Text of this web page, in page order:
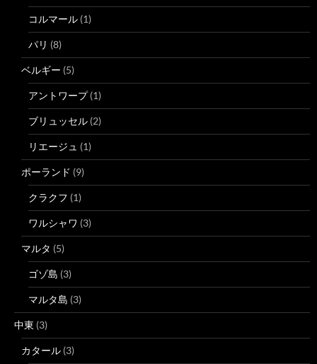
コルマール (1)
パリ (8)
ベルギー (5)
アントワープ(1)
ブリュッセル (2)
リエージュ (1)
ポーランド (9)
クラクフ (1)
ワルシャワ (3)
マルタ (5)
ゴゾ島 (3)
マルタ島 (3)
中東 (3)
カタール (3)